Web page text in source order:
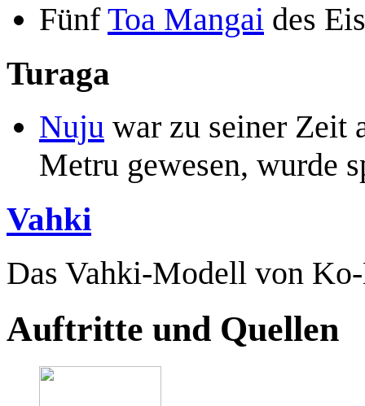
FünfToa Mangai des
Turaga
Nuju war zu seiner Zeit
Metru gewesen, wurde
Vahki
Das Vahki-Modell von
Auftritte und Quellen